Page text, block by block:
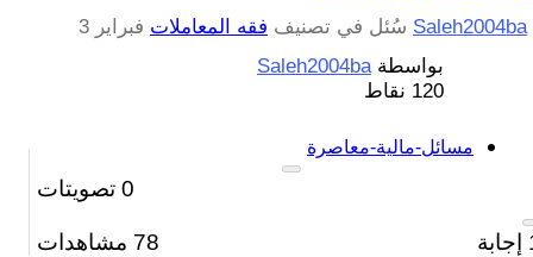
Saleh2004ba سُئل في تصنيف فقه المعاملات فبراير 3
بواسطةSaleh2004ba
120 نقاط
مسائل-مالية-معاصرة
0 تصويتات
إجابة 78 مشاهدات